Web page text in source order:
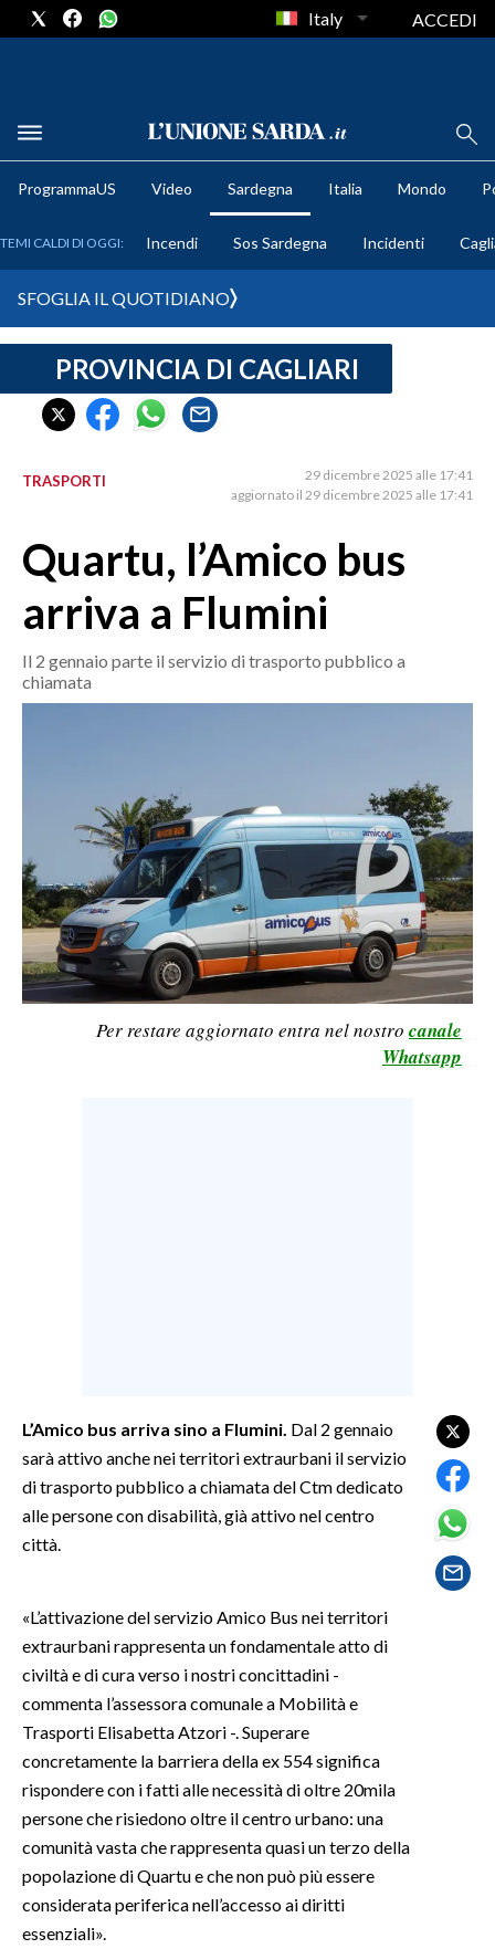
METEO
CRONACA SARDEGNA
CAGLIARI
SULCIS IGLESIENTE
SASSARI E PROVINCIA
GALLURA
OGLIASTRA
AGENDA
MONDO
POLITICA
ECONOMIA
SERVIZI ALLE IMPRESE
ALTRI SPORT
CULTURA
SALUTE
SARDI NEL MONDO
NOTIZIE
EVENTI
#CARAUNIONE
3 MINUTI CON
Italy ACCEDI
ProgrammaUS Video Sardegna Italia Mondo
TEMI CALDI DI OGGI: Incendi Sos Sardegna Incidenti
SFOGLIA IL QUOTIDIANO
PROVINCIA DI CAGLIARI
TRASPORTI
29 dicembre 2025 alle 17:41
aggiornato il 29 dicembre 2025 alle 17:41
Quartu, l’Amico bus
arriva a Flumini
Il 2 gennaio parte il servizio di trasporto pubblico a
chiamata
Per restare aggiornato entra nel nostro canale
Whatsapp
L’Amico bus arriva sino a Flumini. Dal 2 gennaio
sarà attivo anche nei territori extraurbani il servizio
di trasporto pubblico a chiamata del Ctm dedicato
alle persone con disabilità, già attivo nel centro
città.
«L’attivazione del servizio Amico Bus nei territori
extraurbani rappresenta un fondamentale atto di
civiltà e di cura verso i nostri concittadini -
commenta l’assessora comunale a Mobilità e
Trasporti Elisabetta Atzori -. Superare
concretamente la barriera della ex 554 significa
rispondere con i fatti alle necessità di oltre 20mila
persone che risiedono oltre il centro urbano: una
comunità vasta che rappresenta quasi un terzo della
popolazione di Quartu e che non può più essere
considerata periferica nell’accesso ai diritti
essenziali».